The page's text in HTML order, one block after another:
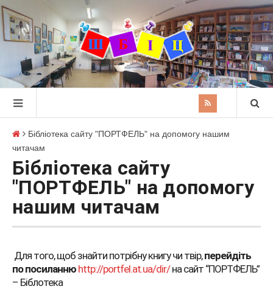
Бібліотека сайту "ПОРТФЕЛЬ" на допомогу нашим
читачам
Бібліотека сайту
"ПОРТФЕЛЬ" на допомогу
нашим читачам
Для того, щоб знайти потрібну книгу чи твір,перейдіть
по посиланню http://portfel.at.ua/dir/на сайт “ПОРТФЕЛЬ”
– Біблотека